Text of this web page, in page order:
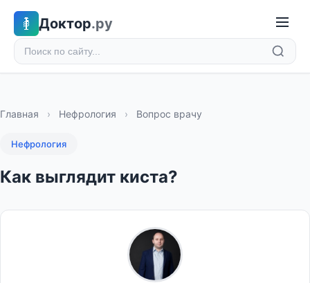
Доктор.ру
Главная › Нефрология › Вопрос врачу
Нефрология
Как выглядит киста?